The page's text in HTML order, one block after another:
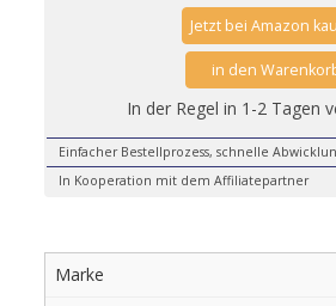
Jetzt bei Amazon
in den
In der Regel in 1-2 Tagen
Einfacher Bestellprozess, schnelle
In Kooperation mit dem Affiliatepartner
Marke